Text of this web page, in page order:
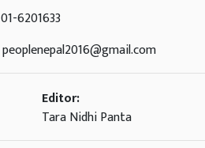
01-6201633
peoplenepal2016@gmail.com
Editor:
Tara Nidhi Panta